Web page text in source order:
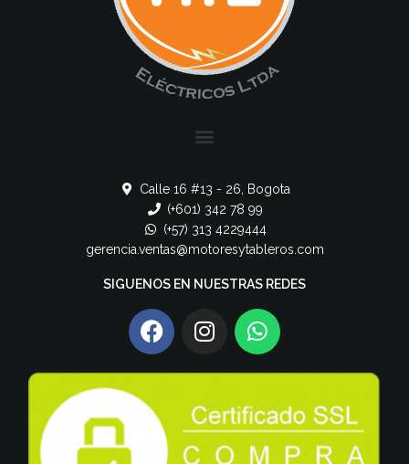
Calle 16 #13 - 26, Bogota
(+601) 342 78 99
(+57) 313 4229444
gerencia.ventas@motoresytableros.com
SIGUENOS EN NUESTRAS REDES